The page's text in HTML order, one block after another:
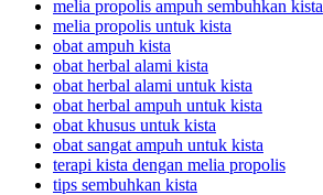
melia propolis ampuh sembuhkan kista
melia propolis untuk kista
obat ampuh kista
obat herbal alami kista
obat herbal alami untuk kista
obat herbal ampuh untuk kista
obat khusus untuk kista
obat sangat ampuh untuk kista
terapi kista dengan melia propolis
tips sembuhkan kista